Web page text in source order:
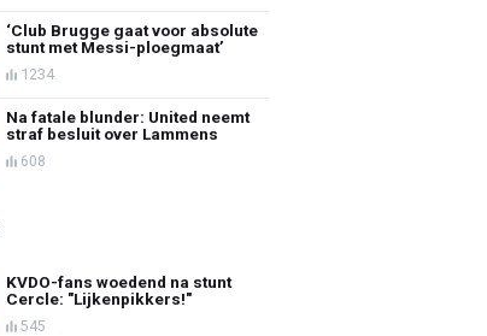
‘Club Brugge gaat voor absolute
stunt met Messi-ploegmaat’
1234
Na fatale blunder: United neemt
straf besluit over Lammens
608
KVDO-fans woedend na stunt
Cercle: "Lijkenpikkers!"
545